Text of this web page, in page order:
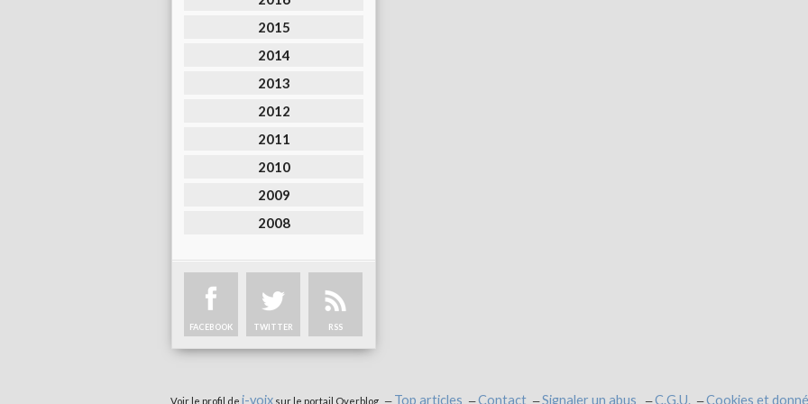
2015
2014
2013
2012
2011
2010
2009
2008
FACEBOOK TWITTER RSS
Voir le profil de i-voixsur le portail Overblog Top articles Contact Signaler un abus C.G.U. Cookies et